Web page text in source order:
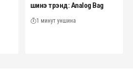
шинэ трэнд: Analog Bag
1 минут уншина